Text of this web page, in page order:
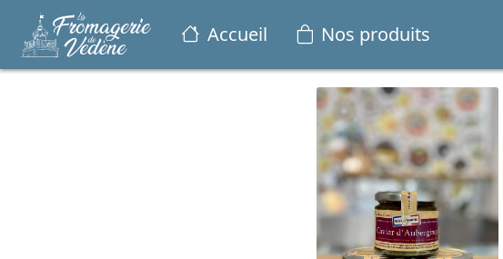
Accueil Nos produits